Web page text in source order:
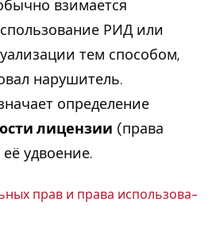
взимается
РИД или
тем способом,
нарушитель.
определение
лицензии (права
удвоение.
прав и права ис­поль­зо­ва­